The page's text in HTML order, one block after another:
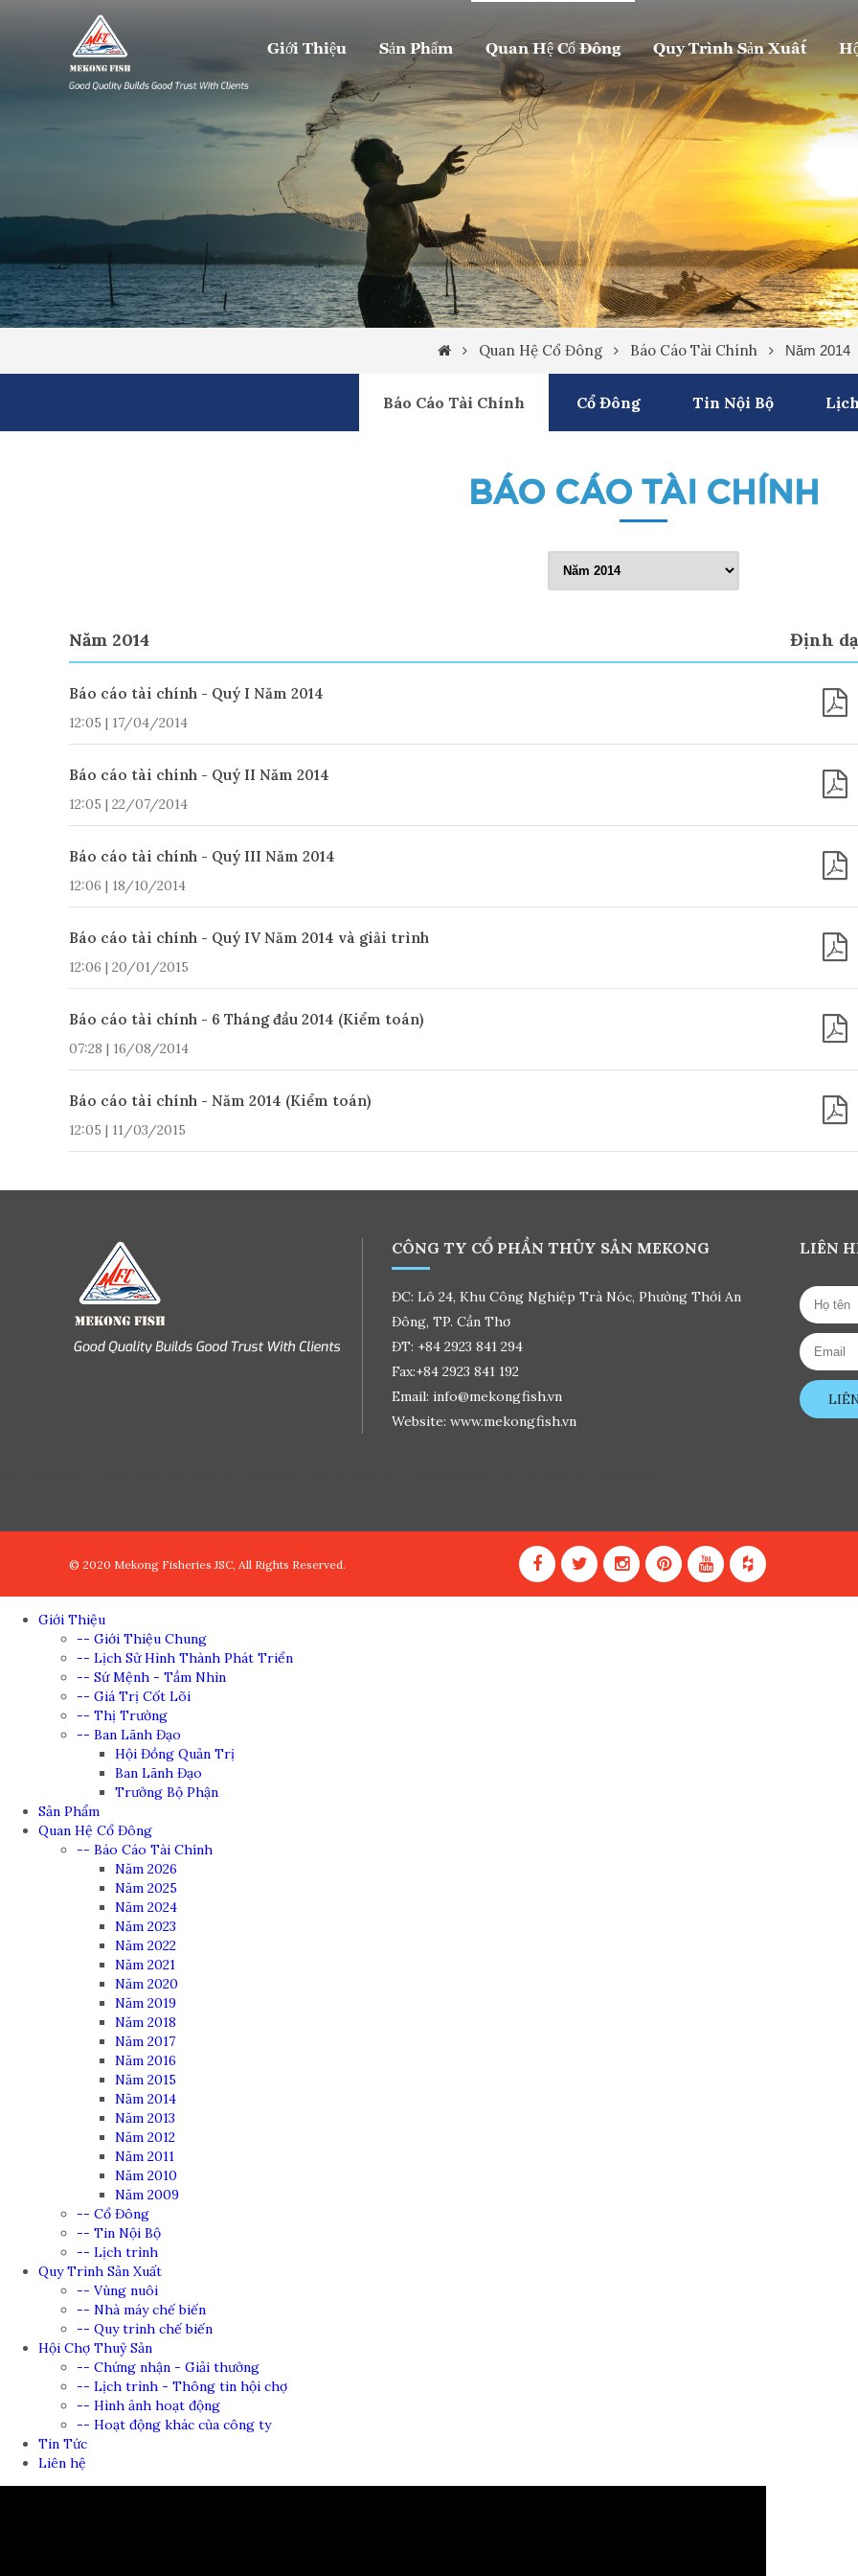
Giới Thiệu Sản Phẩm Quan Hệ Cổ Đông Quy Trình Sản Xuất
Quan Hệ Cổ Đông Báo Cáo Tài Chính Năm 2014
Báo Cáo Tài Chính Cổ Đông Tin Nội Bộ
BÁO CÁO TÀI CHÍNH
Năm 2014 Định
Báo cáo tài chính - Quý I Năm 2014
12:05 | 17/04/2014
Báo cáo tài chính - Quý II Năm 2014
12:05 | 22/07/2014
Báo cáo tài chính - Quý III Năm 2014
12:06 | 18/10/2014
Báo cáo tài chính - Quý IV Năm 2014 và giải trình
12:06 | 20/01/2015
Báo cáo tài chính - 6 Tháng đầu 2014 (Kiểm toán)
07:28 | 16/08/2014
Báo cáo tài chính - Năm 2014 (Kiểm toán)
12:05 | 11/03/2015
CÔNG TY CỔ PHẦN THỦY SẢN MEKONG
ĐC: Lô 24, Khu Công Nghiệp Trà Nóc, Phường Thới An
Đông, TP. Cần Thơ
ĐT: +84 2923 841 294
Fax:+84 2923 841 192
Email: info@mekongfish.vn
Website: www.mekongfish.vn
LIÊN
© 2020 Mekong Fisheries JSC, All Rights Reserved.
Giới Thiệu
-- Giới Thiệu Chung
-- Lịch Sử Hình Thành Phát Triển
-- Sứ Mệnh - Tầm Nhìn
-- Giá Trị Cốt Lõi
-- Thị Trường
-- Ban Lãnh Đạo
Hội Đồng Quản Trị
Ban Lãnh Đạo
Trưởng Bộ Phận
Sản Phẩm
Quan Hệ Cổ Đông
-- Báo Cáo Tài Chính
Năm 2026
Năm 2025
Năm 2024
Năm 2023
Năm 2022
Năm 2021
Năm 2020
Năm 2019
Năm 2018
Năm 2017
Năm 2016
Năm 2015
Năm 2014
Năm 2013
Năm 2012
Năm 2011
Năm 2010
Năm 2009
-- Cổ Đông
-- Tin Nội Bộ
-- Lịch trình
Quy Trình Sản Xuất
-- Vùng nuôi
-- Nhà máy chế biến
-- Quy trình chế biến
Hội Chợ Thuỷ Sản
-- Chứng nhận - Giải thưởng
-- Lịch trình - Thông tin hội chợ
-- Hình ảnh hoạt động
-- Hoạt động khác của công ty
Tin Tức
Liên hệ